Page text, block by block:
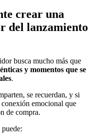
crear una
del lanzamiento
busca mucho más que
y momentos que se
.
se recuerdan, y si
conexión emocional que
de compra.